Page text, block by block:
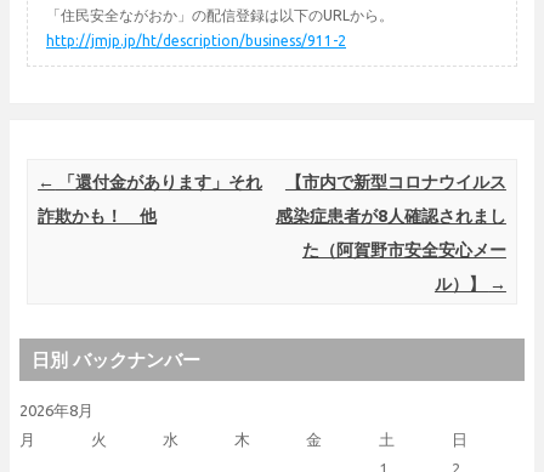
「住民安全ながおか」の配信登録は以下のURLから。
http://jmjp.jp/ht/description/business/911-2
Post navigation
←
「還付金があります」それ
詐欺かも！ 他
【市内で新型コロナウイルス
感染症患者が8人確認されまし
た（阿賀野市安全安心メー
ル）】
→
日別 バックナンバー
2026年8月
月
火 水 木 金 土 日
1
2